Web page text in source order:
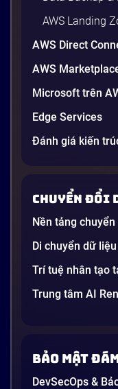
Generative
và ứng dụng
Nam 2026
Gần đây, bạn có
startup công
dường như chỉ
người […]
21 phút
AWS Landing
AWS Direct
AWS
Microsoft trên
Edge Services
Đánh giá kiến
Chuyển đổi
Nền tảng
Di chuyển dữ
Trí tuệ nhân tạo
Trung tâm AI
Bảo mật
DevSecOps &